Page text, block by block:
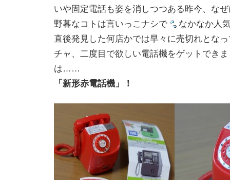
いや固定電話も姿を消しつつある昨今、な
野暮なコトは言いっこナシで
なかなか人
直後発見した何店かでは早々に売切れとな
チャ、二度目で欲しい電話機をゲットでき
は……
「新形赤電話機」！